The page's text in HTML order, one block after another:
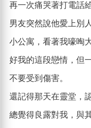
再一次痛哭著打電話
男友突然說他愛上別
小公寓，看著我嚎啕
好我的這段戀情，但
不要受到傷害。
還記得那天在靈堂，
總覺得良露對我，與